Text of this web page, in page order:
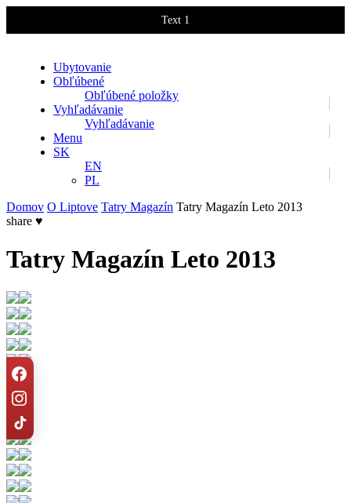
Text 1
Ubytovanie
Obľúbené
Obľúbené položky
Vyhľadávanie
Vyhľadávanie
Menu
SK
EN
PL
Domov O Liptove Tatry Magazín Tatry Magazín Leto 2013
share ♥
Tatry Magazín Leto 2013